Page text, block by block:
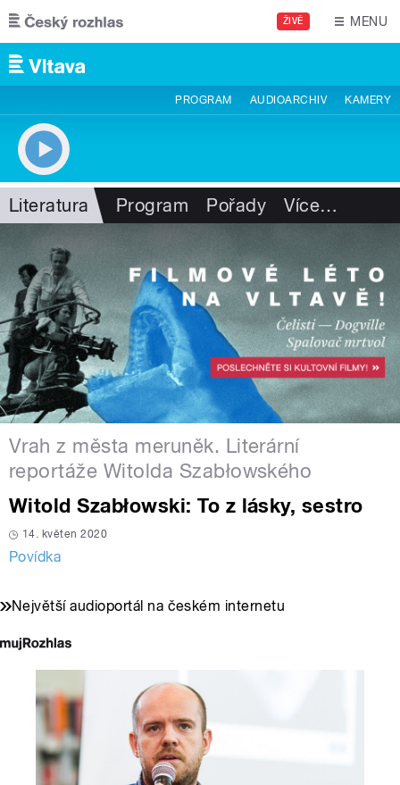
Přejít k hlavnímu obsahu
ŽIVĚ MENU
PROGRAM AUDIOARCHIV KAMERY
Literatura Program Pořady Více…
Vrah z města meruněk. Literární
reportáže Witolda Szabłowského
Witold Szabłowski: To z lásky, sestro
14. květen 2020
Povídka
Největší audioportál na českém internetu